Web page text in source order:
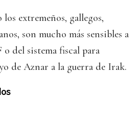
los extremeños, gallegos,
son mucho más sensibles a
del sistema fiscal para
de Aznar a la guerra de Irak.